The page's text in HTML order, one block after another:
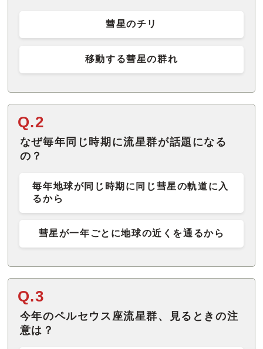
彗星のチリ
移動する彗星の群れ
Q.2
なぜ毎年同じ時期に流星群が話題になる
の？
毎年地球が同じ時期に同じ彗星の軌道に入
るから
彗星が一年ごとに地球の近くを通るから
Q.3
今年のペルセウス座流星群、見るときの注
意は？